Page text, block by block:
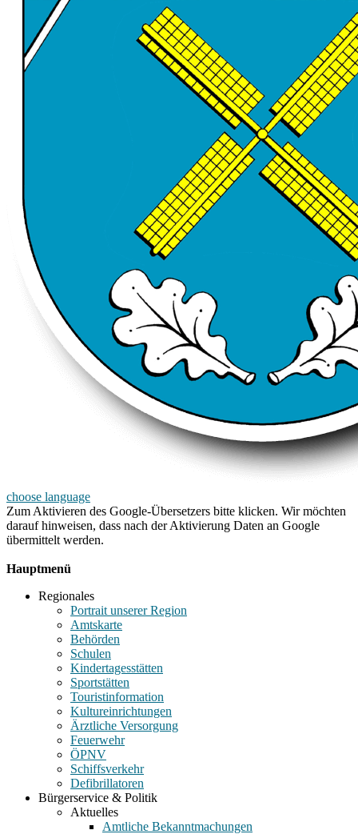
choose language
Zum Aktivieren des Google-Übersetzers bitte klicken. Wir möchten
darauf hinweisen, dass nach der Aktivierung Daten an Google
übermittelt werden.
Hauptmenü
Regionales
Portrait unserer Region
Amtskarte
Behörden
Schulen
Kindertagesstätten
Sportstätten
Touristinformation
Kultureinrichtungen
Ärztliche Versorgung
Feuerwehr
ÖPNV
Schiffsverkehr
Defibrillatoren
Bürgerservice & Politik
Aktuelles
Amtliche Bekanntmachungen